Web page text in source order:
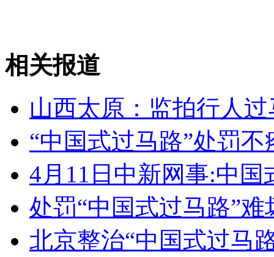
村干部成开发商 “小产权房”摇身变为安置房
山西运城恶犬咬伤多人 警民合力深夜将其击毙
女孩北京地铁殴打老人 痛下狠手拳打脚踢
无痛分娩是否安全 医生回应
外交部：反对强权政治霸凌主义
相关报道
山西太原：监拍行人
“中国式过马路”处罚不
4月11日中新网事:中
处罚“中国式过马路”难
北京整治“中国式过马